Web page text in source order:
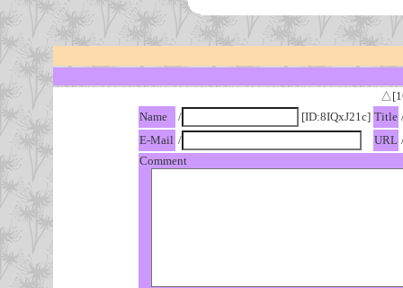
Name
/ [ID:8IQxJ21c] Title
E-Mail / URL
Comment